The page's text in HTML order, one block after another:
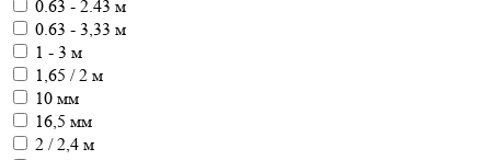
0.63 - 2.43 м
0.63 - 3,33 м
1 - 3 м
1,65 / 2 м
10 мм
16,5 мм
2 / 2,4 м